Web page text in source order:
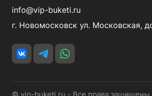
info@vip-buketi.ru
г. Новомосковск ул. Московская,